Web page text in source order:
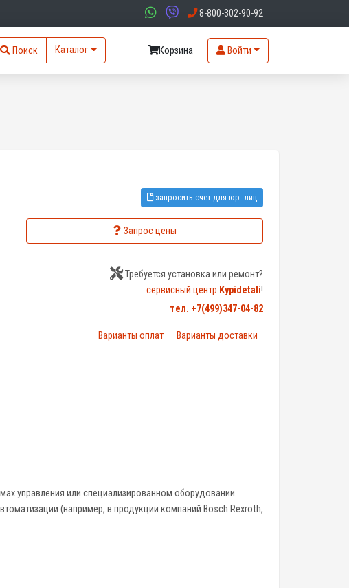
8-800-302-90-92
Поиск Каталог Корзина Войти
запросить счет для юр. лиц
Запрос цены
Требуется установка или ремонт?
сервисный центр Kypidetali!
тел. +7(499)347-04-82
Варианты оплат Варианты доставки
управления или специализированном оборудовании.
(например, в продукции компаний Bosch Rexroth,